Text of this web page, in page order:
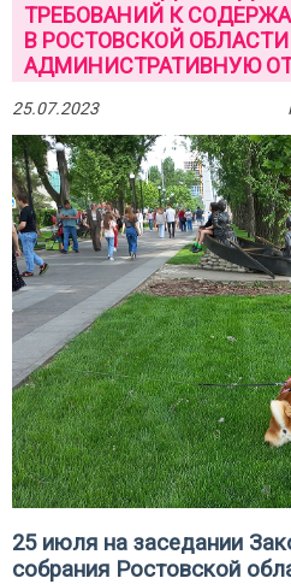
ТРЕБОВАНИЙ К
В РОСТОВСКОЙ
АДМИНИСТРАТИВНУЮ
25.07.2023
25 июля на заседании
собрания Ростовской